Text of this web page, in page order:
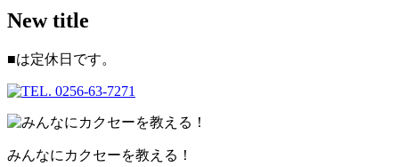
New title
■は定休日です。
みんなにカクセーを教える！